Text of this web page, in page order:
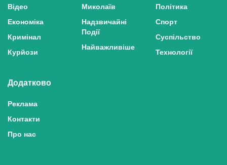
Відео
Економіка
Кримінал
Курйози
Миколаїв
Надзвичайні
Події
Найважливіше
Політика
Спорт
Суспільство
Технології
Додатково
Реклама
Контакти
Про нас